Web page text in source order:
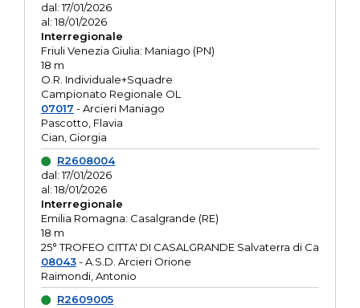
dal: 17/01/2026
al: 18/01/2026
Interregionale
Friuli Venezia Giulia: Maniago (PN)
18 m
O.R. Individuale+Squadre
Campionato Regionale OL
07017 - Arcieri Maniago
Pascotto, Flavia
Cian, Giorgia
R2608004
dal: 17/01/2026
al: 18/01/2026
Interregionale
Emilia Romagna: Casalgrande (RE)
18 m
25° TROFEO CITTA' DI CASALGRANDE Salvaterra di Ca
08043- A.S.D. Arcieri Orione
Raimondi, Antonio
R2609005